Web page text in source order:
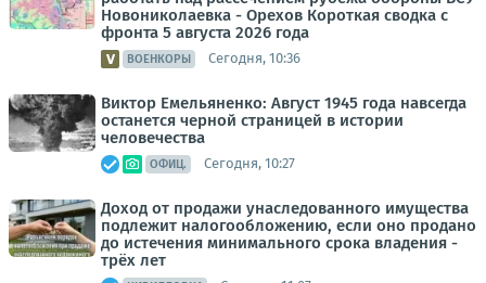
Новониколаевка - Орехов Короткая сводка с
фронта 5 августа 2026 года
ВОЕНКОРЫ Сегодня, 10:36
Виктор Емельяненко: Август 1945 года навсегда
останется черной страницей в истории
человечества
ОФИЦ. Сегодня, 10:27
Доход от продажи унаследованного имущества
подлежит налогообложению, если оно продано
до истечения минимального срока владения -
трёх лет